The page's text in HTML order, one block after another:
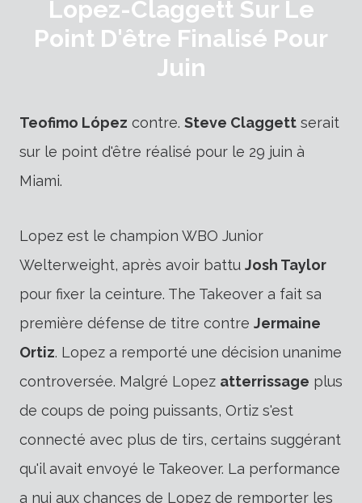
Lopez-Claggett Sur Le
Point D'être Finalisé Pour
Juin
Teofimo López contre. Steve Claggett serait
sur le point d'être réalisé pour le 29 juin à
Miami.
Lopez est le champion WBO Junior
Welterweight, après avoir battu Josh Taylor
pour fixer la ceinture. The Takeover a fait sa
première défense de titre contre Jermaine
Ortiz. Lopez a remporté une décision unanime
controversée. Malgré Lopez atterrissage plus
de coups de poing puissants, Ortiz s'est
connecté avec plus de tirs, certains suggérant
qu'il avait envoyé le Takeover. La performance
a nui aux chances de Lopez de remporter les